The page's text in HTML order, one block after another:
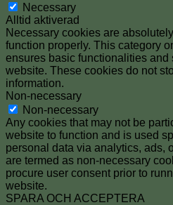
Necessary
Alltid aktiverad
Necessary cookies are
function properly. This category
ensures basic functionalities and
website. These cookies do not
information.
Non-necessary
Non-necessary
Any cookies that may not be
website to function and is used
personal data via analytics, ads,
are termed as non-necessary
procure user consent prior to
website.
SPARA OCH ACCEPTERA